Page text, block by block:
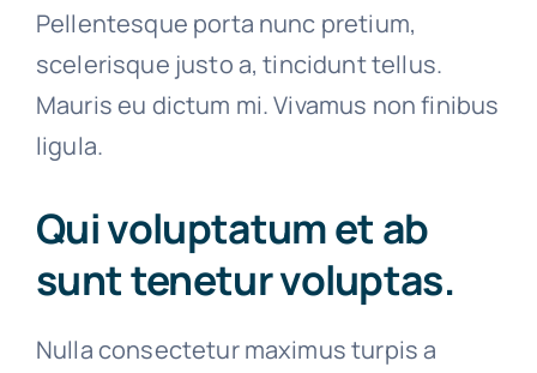
Pellentesque porta nunc pretium,
scelerisque justo a, tincidunt tellus.
Mauris eu dictum mi. Vivamus non finibus
ligula.
Qui voluptatum et ab
sunt tenetur voluptas.
Nulla consectetur maximus turpis a